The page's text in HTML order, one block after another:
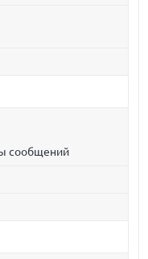
сообщений